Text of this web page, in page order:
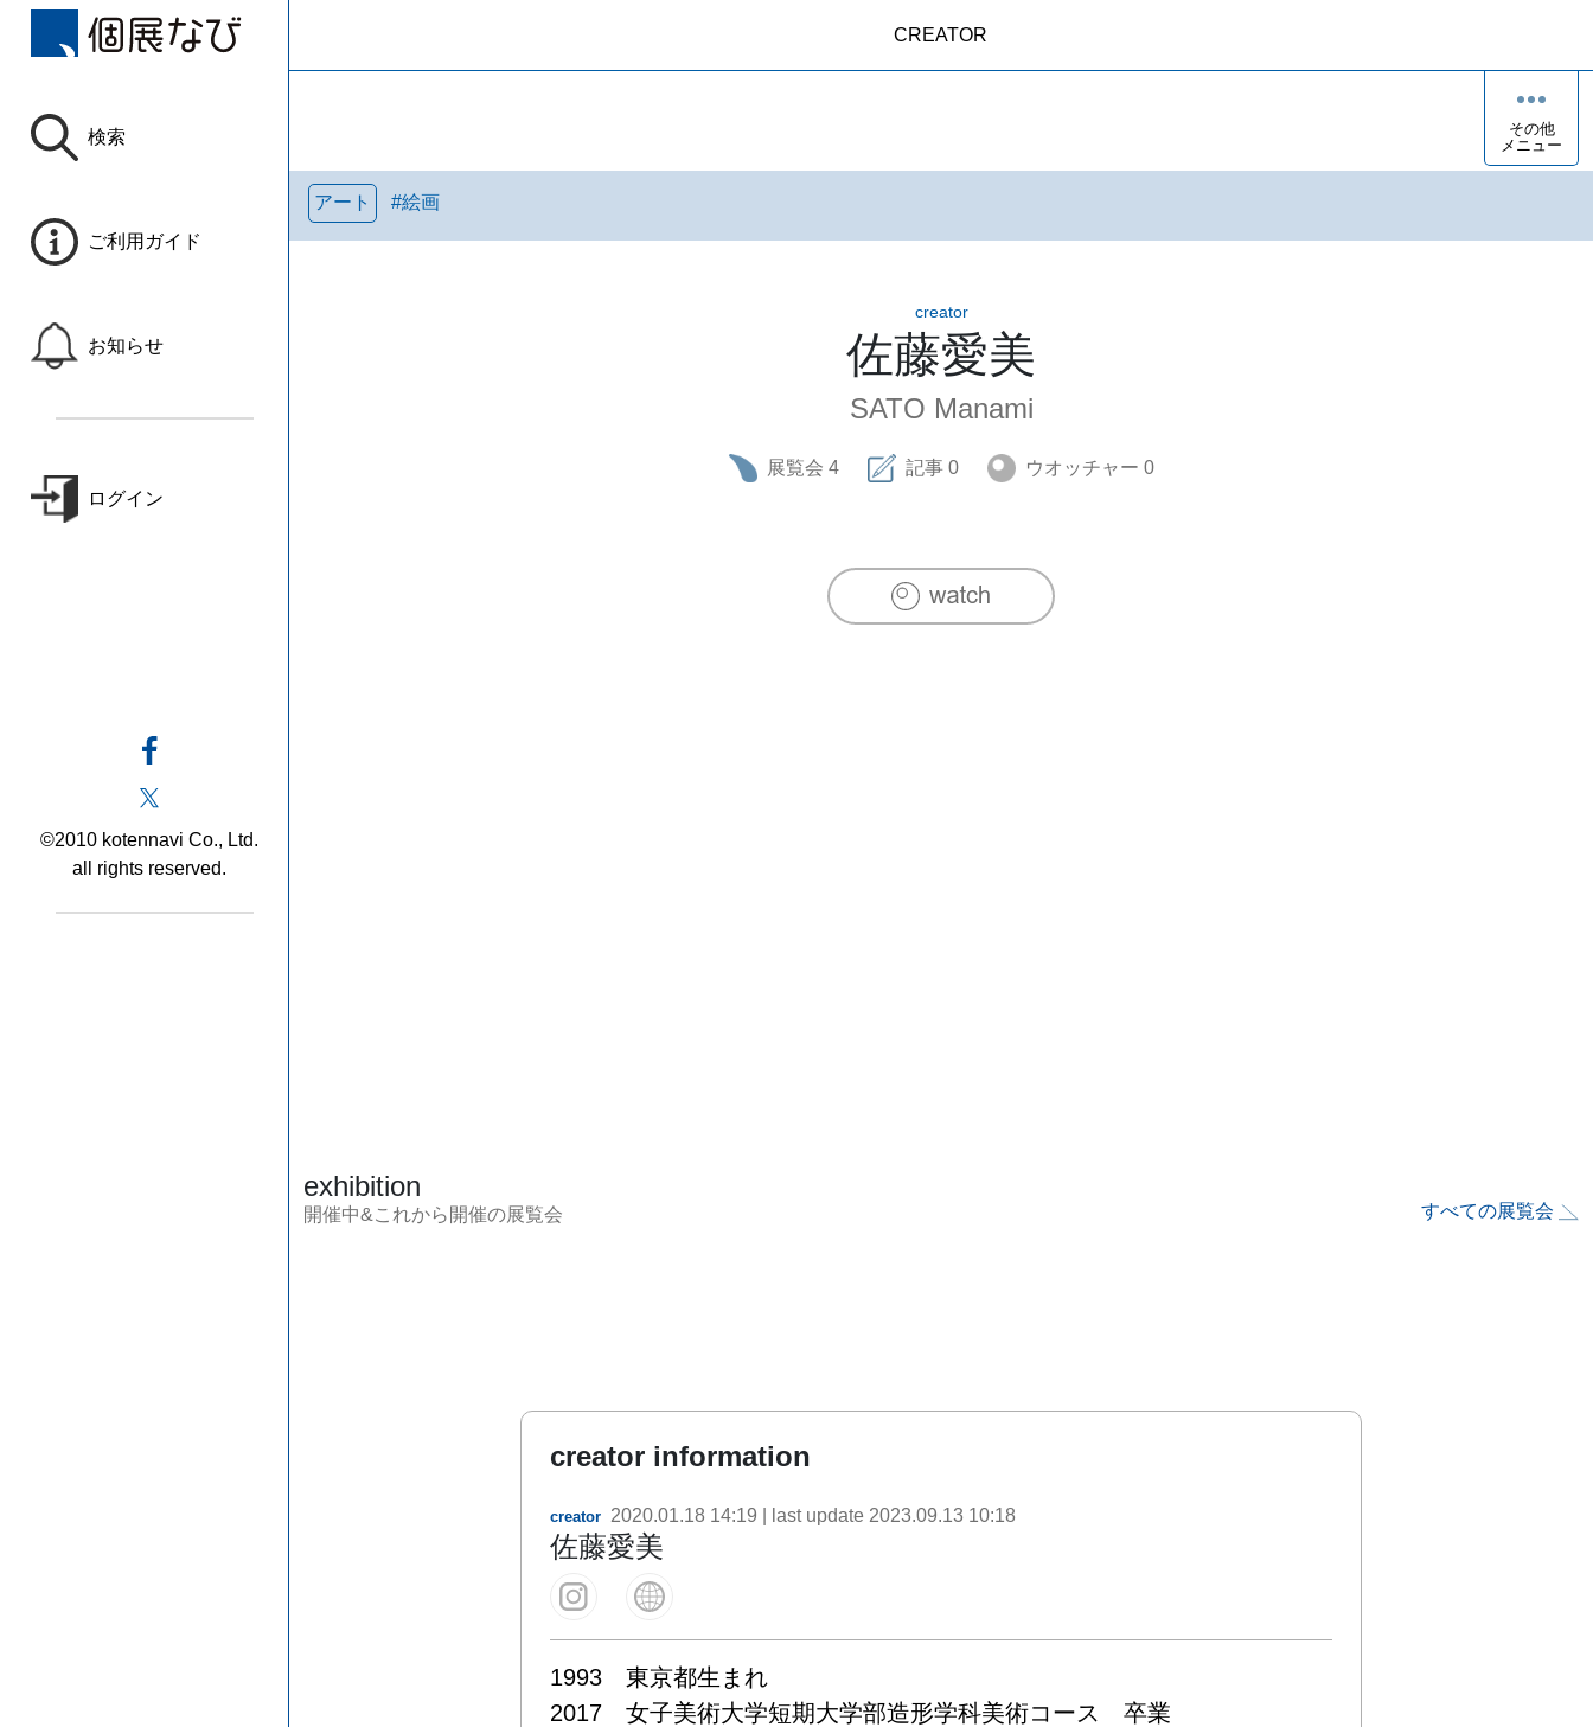
検索
ご利用ガイド
お知らせ
ログイン
©2010 kotennavi Co., Ltd.
all rights reserved.
CREATOR
その他
メニュー
アート #絵画
creator
佐藤愛美
SATO Manami
展覧会 4 記事 0 ウオッチャー 0
exhibition
開催中&これから開催の展覧会 すべての展覧会
creator information
creator 2020.01.18 14:19 | last update 2023.09.13 10:18
佐藤愛美
1993　東京都生まれ
2017　女子美術大学短期大学部造形学科美術コース　卒業